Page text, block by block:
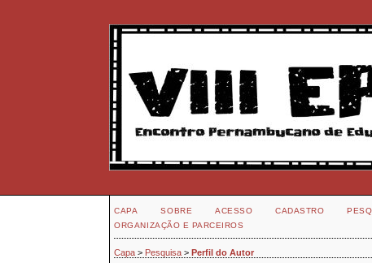
CAPA SOBRE ACESSO CADASTRO
ORGANIZAÇÃO E PARCEIROS
Capa > Pesquisa >Perfil do Autor